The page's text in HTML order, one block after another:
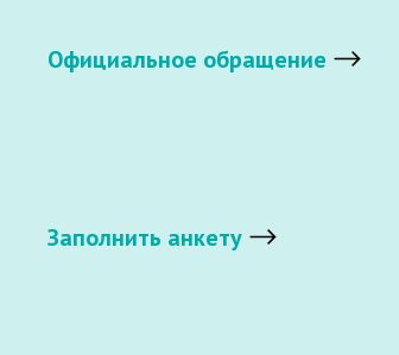
Официальное обращение
Заполнить анкету